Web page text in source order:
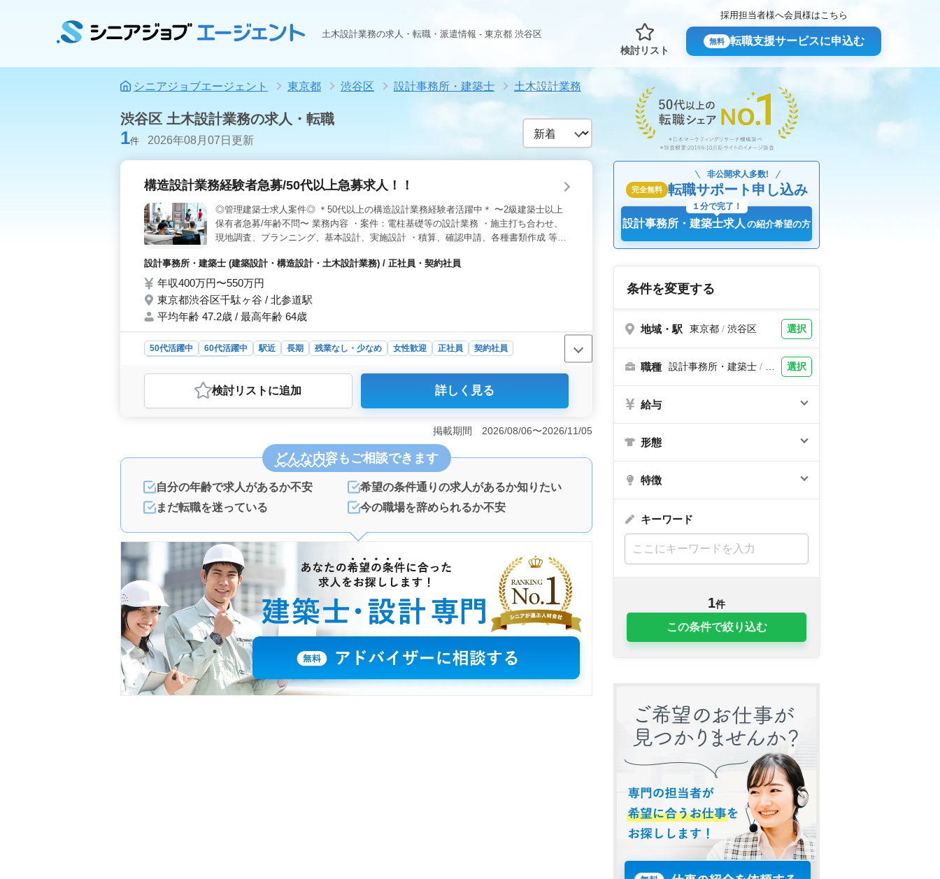
土木設計業務の求人・転職・派遣情報 - 東京都 渋谷区
検討リスト
採用担当者様へ会員様はこちら
無料 転職支援サービスに申込む
シニアジョブエージェント 東京都 渋谷区 設計事務所・建築士 土木設計業務
完全無料
非公開求人多数!
転職サポート申し込み
設計事務所・建築士求人 の紹介希望の方
１分で完了！
条件を変更する
地域・駅 東京都/ 渋谷区 選択
職種 設計事務所・建築士/ 土
選択
給与
形態
特徴
キーワード
1件
この条件で絞り込む
渋谷区 土木設計業務の求人・転職
1件 2026年08月07日更新
構造設計業務経験者急募/50代以上急募求人！！
◎管理建築士求人案件◎ ＊50代以上の構造設計業務経験者活躍中＊ 〜2級建築士以上
保有者急募/年齢不問〜 業務内容 ・案件：電柱基礎等の設計業務 ・施主打ち合わせ、
現地調査、プランニング、基本設計、実施設計 ・積算、確認申請、各種書類作成 等
康面問題なければ、年齢不問 設計業務経験者急募！！ 設計業務経験3年以上であれば
お気軽にお問い合わせください ご応募お待ちしております！！
設計事務所・建築士 (建築設計・構造設計・土木設計業務) / 正社員・契約社員
年収400万円〜550万円
東京都渋谷区千駄ヶ谷 / 北参道駅
平均年齢 47.2歳 / 最高年齢 64歳
50代活躍中 60代活躍中 駅近 長期 残業なし・少なめ 女性歓迎 正社員
契約社員
おすすめポイント
＜経験者のための特別求人＞ 50代以上の構造設計業務経験者を急募しています！管理建築士の
ニング、基本設計、実施設計、積算、確認申請、書類作成など、幅広い業務に携わります。CAD
の使用経験は不問です。 ＜働きやすい条件＞ 駅チカでアクセス良好なところが魅力で、福
利厚生も充実しています。慣れてきたらテレワークも可能です。年齢不問で、健康面が良好であ
れば応募可能になります。 ＜優れた待遇＞ 経験者向けの求人で、年収400万円〜550万
円、通勤手当実費支給されます。雇用・労災・健康・厚生の福利厚生も整っています。月平均15
時間の残業で、ワークライフバランスを大切にしながら働ける環境です。
検討リスト に追加 詳しく見る
掲載期間 2026/08/06〜2026/11/05
どんな内容もご相談できます
自分の年齢で求人があるか不安
希望の条件通りの求人があるか知りたい
まだ転職を迷っている
今の職場を辞められるか不安